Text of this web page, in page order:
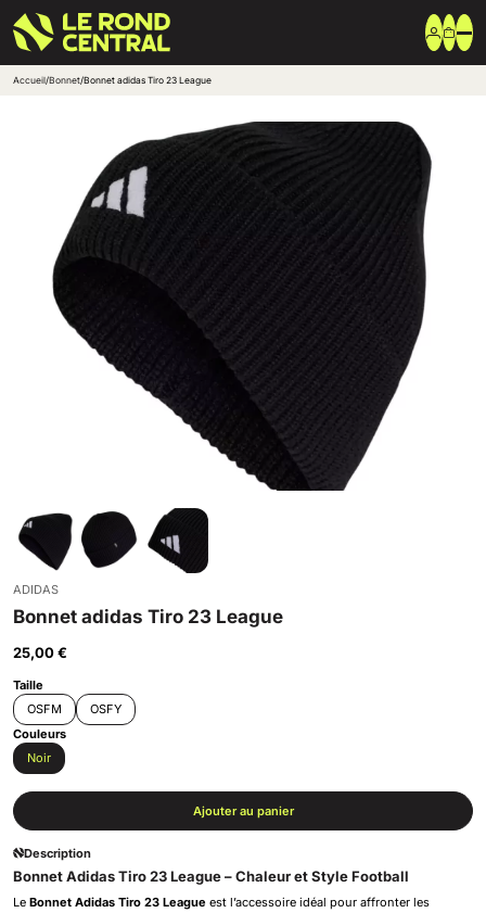
Haut de survêtement
Bas de survêtement
T-shirt & Polo
Shorts & Chaussettes
Vêtements techniques
Equipements
Sac & Bagagerie
Ballons
Accessoires entrainement
Marques
Accueil/Bonnet/Bonnet adidas Tiro 23 League
ADIDAS
Bonnet adidas Tiro 23 League
25,00€
Taille
OSFM
OSFY
Couleurs
Noir
Ajouter au panier
Description
Bonnet Adidas Tiro 23 League – Chaleur et Style Football
Le Bonnet Adidas Tiro 23 League est l’accessoire idéal pour affronter les